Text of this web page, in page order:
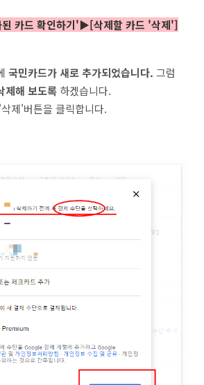
카드 확인하기'▶[삭제할 카드 '삭제']
국민카드가 새로 추가되었습니다. 그럼
제해 보도록 하겠습니다.
제'버튼을 클릭합니다.